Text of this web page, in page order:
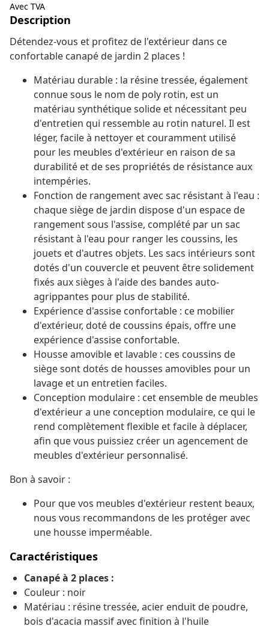
Avec TVA
Description
Détendez-vous et profitez de l'extérieur dans ce
confortable canapé de jardin 2 places !
Matériau durable : la résine tressée, également
connue sous le nom de poly rotin, est un
matériau synthétique solide et nécessitant peu
d'entretien qui ressemble au rotin naturel. Il est
léger, facile à nettoyer et couramment utilisé
pour les meubles d'extérieur en raison de sa
durabilité et de ses propriétés de résistance aux
intempéries.
Fonction de rangement avec sac résistant à l'eau :
chaque siège de jardin dispose d'un espace de
rangement sous l'assise, complété par un sac
résistant à l'eau pour ranger les coussins, les
jouets et d'autres objets. Les sacs intérieurs sont
dotés d'un couvercle et peuvent être solidement
fixés aux sièges à l'aide des bandes auto-
agrippantes pour plus de stabilité.
Expérience d'assise confortable : ce mobilier
d'extérieur, doté de coussins épais, offre une
expérience d'assise confortable.
Housse amovible et lavable : ces coussins de
siège sont dotés de housses amovibles pour un
lavage et un entretien faciles.
Conception modulaire : cet ensemble de meubles
d'extérieur a une conception modulaire, ce qui le
rend complètement flexible et facile à déplacer,
afin que vous puissiez créer un agencement de
meubles d'extérieur personnalisé.
Bon à savoir :
Pour que vos meubles d'extérieur restent beaux,
nous vous recommandons de les protéger avec
une housse imperméable.
Caractéristiques
Canapé à 2 places :
Couleur : noir
Matériau : résine tressée, acier enduit de poudre,
bois d'acacia massif avec finition à l'huile